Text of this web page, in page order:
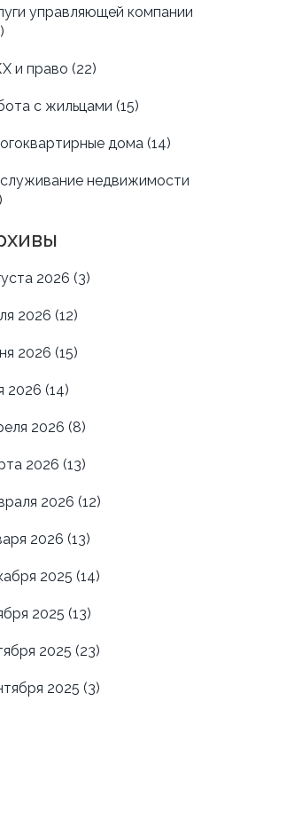
управляющей компании
и право (22)
с жильцами (15)
дома (14)
недвижимости
2026 (3)
2026 (12)
2026 (15)
2026 (14)
2026 (8)
2026 (13)
2026 (12)
2026 (13)
2025 (14)
2025 (13)
2025 (23)
2025 (3)